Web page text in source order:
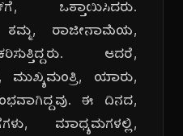
ಒತ್ತಾಯಿಸಿದರು.
ರಾಜೀನಾಮೆಯ,
ಆದರೆ,
ಯಾರು,
ಈ ದಿನದ,
ಮಾಧ್ಯಮಗಳಲ್ಲಿ,